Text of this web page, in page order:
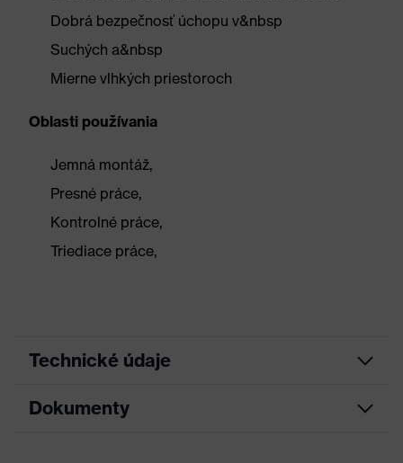
Dobrá bezpečnosť úchopu v&nbsp
Suchých a&nbsp
Mierne vlhkých priestoroch
Oblasti používania
Jemná montáž,
Presné práce,
Kontrolné práce,
Triediace práce,
Technické údaje
Hľadaná farba
Dokumenty